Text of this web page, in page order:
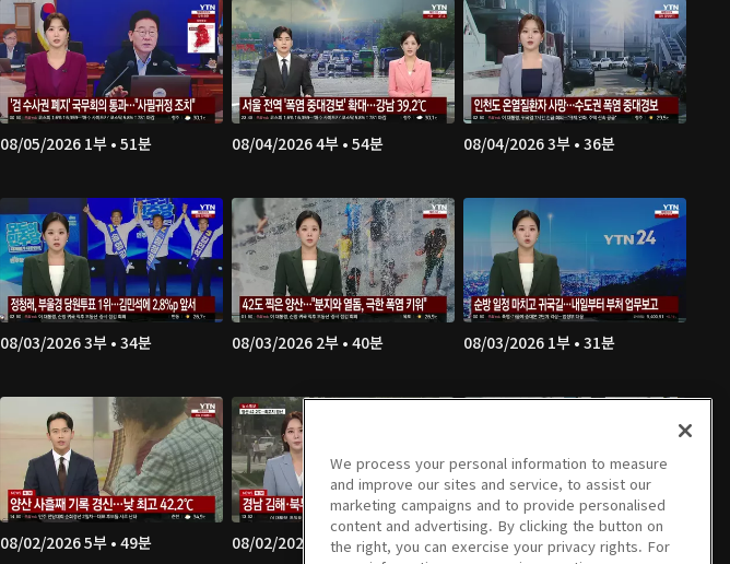
08/05/2026 1부 • 51분 08/04/2026 4부 • 54분 08/04/2026 3부 • 36분
08/03/2026 3부 • 34분 08/03/2026 2부 • 40분 08/03/2026 1부 • 31분
08/02/2026 5부 • 49분 08/02/2026 4부 • 47분 08/02/2026 3부 • 36분
We process your personal information to measure
and improve our sites and service, to assist our
marketing campaigns and to provide personalised
content and advertising. By clicking the button on
the right, you can exercise your privacy rights. For